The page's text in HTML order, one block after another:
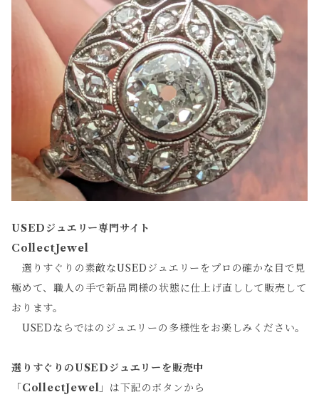
USEDジュエリー専門サイト
CollectJewel
選りすぐりの素敵なUSEDジュエリーをプロの確かな目で見
極めて、職人の手で新品同様の状態に仕上げ直しして販売して
おります。
USEDならではのジュエリーの多様性をお楽しみください。
選りすぐりのUSEDジュエリーを販売中
「 CollectJewel 」は下記のボタンから